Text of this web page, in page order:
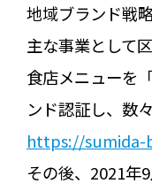
地域ブランド戦
主な事業として
食店メニューを
ンド認証し、数
https://sumida-
その後、2021年